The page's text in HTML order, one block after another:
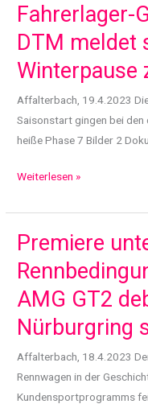
G-
Produktionsjubiläum
für
Marken-
Ikone
Fahrerlager-
DTM meldet
Winterpause
Affalterbach, 19.4.2023
Saisonstart gingen bei
heiße Phase 7 Bilder 2
Fahrerlager-
–
Die
meldet
sich
aus
der
Winterpause
zurück
Weiterlesen »
Premiere
AMG GT2
Nürburgring
Affalterbach, 18.4.2023
Rennwagen in der
Kundensportprogramms